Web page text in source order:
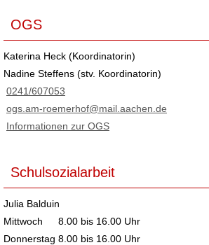
OGS
Katerina Heck (Koordinatorin)
Nadine Steffens (stv. Koordinatorin)
0241/607053
ogs.am-roemerhof@mail.aachen.de
Informationen zur OGS
Schulsozialarbeit
Julia Balduin
Mittwoch
8.00 bis 16.00 Uhr
Donnerstag 8.00 bis 16.00 Uhr